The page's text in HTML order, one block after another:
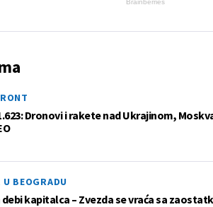
Brainberries
Dronovi i rakete nad Ukrajinom,
BEOGRADU
kapitalca – Zvezda se vraća sa